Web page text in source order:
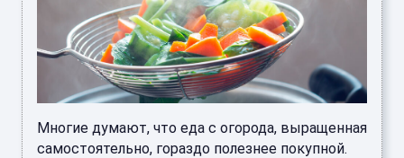
Многие думают, что еда с огорода, выращенная
самостоятельно, гораздо полезнее покупной.